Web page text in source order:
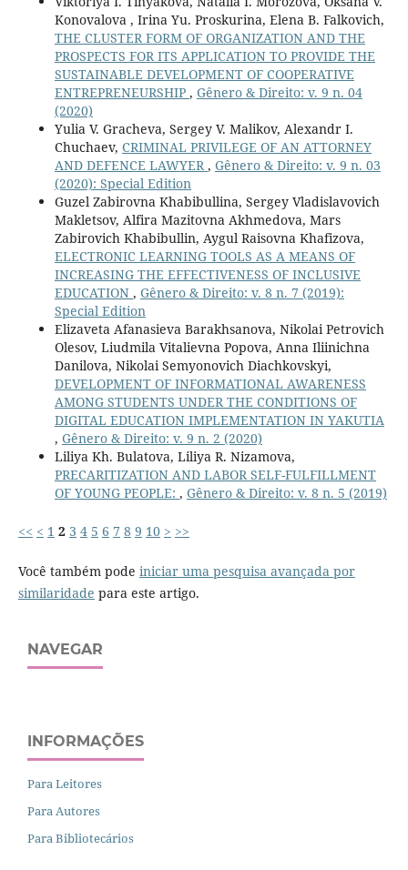
Konovalova , Irina Yu. Proskurina, Elena B. Falkovich,
THE CLUSTER FORM OF ORGANIZATION AND THE
PROSPECTS FOR ITS APPLICATION TO PROVIDE THE
SUSTAINABLE DEVELOPMENT OF COOPERATIVE
ENTREPRENEURSHIP , Gênero & Direito: v. 9 n. 04
(2020)
Yulia V. Gracheva, Sergey V. Malikov, Alexandr I.
Chuchaev, CRIMINAL PRIVILEGE OF AN ATTORNEY
AND DEFENCE LAWYER , Gênero & Direito: v. 9 n. 03
(2020): Special Edition
Guzel Zabirovna Khabibullina, Sergey Vladislavovich
Makletsov, Alfira Mazitovna Akhmedova, Mars
Zabirovich Khabibullin, Aygul Raisovna Khafizova,
ELECTRONIC LEARNING TOOLS AS A MEANS OF
INCREASING THE EFFECTIVENESS OF INCLUSIVE
EDUCATION , Gênero & Direito: v. 8 n. 7 (2019):
Special Edition
Elizaveta Afanasieva Barakhsanova, Nikolai Petrovich
Olesov, Liudmila Vitalievna Popova, Anna Iliinichna
Danilova, Nikolai Semyonovich Diachkovskyi,
DEVELOPMENT OF INFORMATIONAL AWARENESS
AMONG STUDENTS UNDER THE CONDITIONS OF
DIGITAL EDUCATION IMPLEMENTATION IN YAKUTIA
, Gênero & Direito: v. 9 n. 2 (2020)
Liliya Kh. Bulatova, Liliya R. Nizamova,
PRECARITIZATION AND LABOR SELF-FULFILLMENT
OF YOUNG PEOPLE: , Gênero & Direito: v. 8 n. 5 (2019)
<< < 1 2 3 4 5 6 7 8 9 10 > >>
Você também pode iniciar uma pesquisa avançada por
similaridade para este artigo.
NAVEGAR
INFORMAÇÕES
Para Leitores
Para Autores
Para Bibliotecários